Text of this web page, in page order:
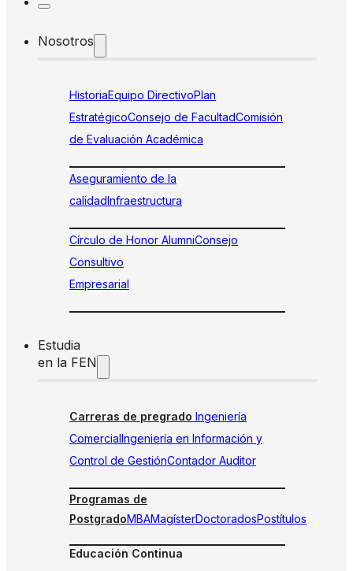
Nosotros
HistoriaEquipo DirectivoPlan
EstratégicoConsejo de FacultadComisión
de Evaluación Académica
Aseguramiento de la
calidadInfraestructura
Círculo de Honor AlumniConsejo
Consultivo
Empresarial
Estudia
en la FEN
Carreras de pregrado Ingeniería
ComercialIngeniería en Información y
Control de GestiónContador Auditor
Programas de
PostgradoMBAMagísterDoctoradosPostítulos
Educación Continua